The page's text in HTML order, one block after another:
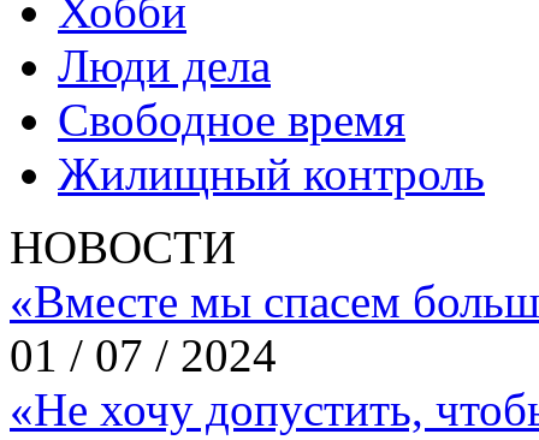
Хобби
Люди дела
Свободное время
Жилищный контроль
НОВОСТИ
«Вместе мы спасем
01 / 07 / 2024
«Не хочу допустить,